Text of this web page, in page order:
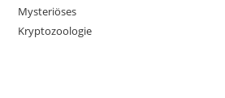
Mysteriöses
Kryptozoologie